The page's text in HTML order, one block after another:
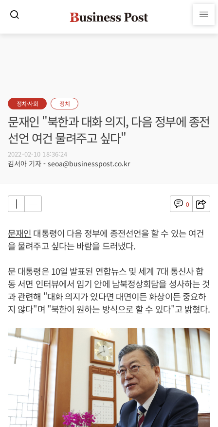
정치·사회 정치
문재인 "북한과 대화 의지, 다음 정부에 종전
선언 여건 물려주고 싶다"
2022-02-10 18:36:24
김서아 기자 - seoa@businesspost.co.kr
0
문재인 대통령이 다음 정부에 종전선언을 할 수 있는 여건
을 물려주고 싶다는 바람을 드러냈다.
문 대통령은 10일 발표된 연합뉴스 및 세계 7대 통신사 합
동 서면 인터뷰에서 임기 안에 남북정상회담을 성사하는 것
과 관련해 "대화 의지가 있다면 대면이든 화상이든 중요하
지 않다"며 "북한이 원하는 방식으로 할 수 있다"고 밝혔다.